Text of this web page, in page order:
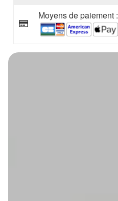
Moyens de paiement :